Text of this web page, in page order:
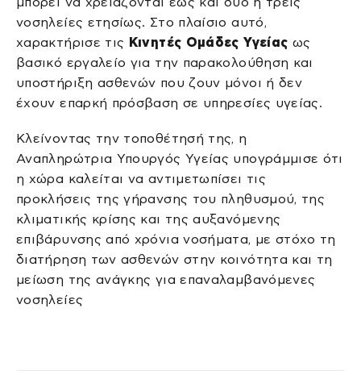
νοσηλείες ετησίως. Στο πλαίσιο αυτό,
χαρακτήρισε τις Κινητές Ομάδες Υγείας ως
βασικό εργαλείο για την παρακολούθηση και
υποστήριξη ασθενών που ζουν μόνοι ή δεν
έχουν επαρκή πρόσβαση σε υπηρεσίες υγείας.
Κλείνοντας την τοποθέτησή της, η
Αναπληρώτρια Υπουργός Υγείας υπογράμμισε ότι
η χώρα καλείται να αντιμετωπίσει τις
προκλήσεις της γήρανσης του πληθυσμού, της
κλιματικής κρίσης και της αυξανόμενης
επιβάρυνσης από χρόνια νοσήματα, με στόχο τη
διατήρηση των ασθενών στην κοινότητα και τη
μείωση της ανάγκης για επαναλαμβανόμενες
νοσηλείες